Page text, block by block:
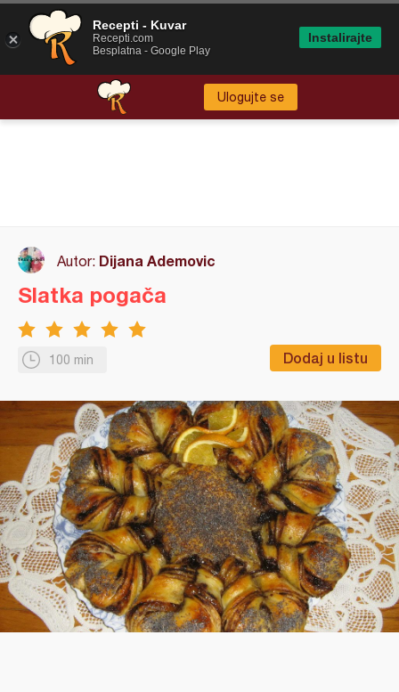
Ulogujte se
Autor: Dijana Ademovic
100 min Dodaj u listu
Slatka pogača
Recepti - Kuvar
Recepti.com
Besplatna - Google Play
Instalirajte